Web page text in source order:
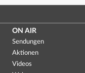
ON AIR
Sendungen
Aktionen
Videos